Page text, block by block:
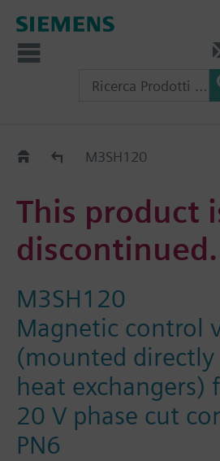
Old2NewM3SH120
This product
discontinued.
M3SH120
Magnetic control
(mounted
heat exchangers)
20 V phase cut
PN6